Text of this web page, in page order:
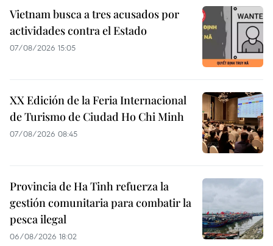
Vietnam busca a tres acusados por
actividades contra el Estado
07/08/2026 15:05
XX Edición de la Feria Internacional
de Turismo de Ciudad Ho Chi Minh
07/08/2026 08:45
Provincia de Ha Tinh refuerza la
gestión comunitaria para combatir la
pesca ilegal
06/08/2026 18:02